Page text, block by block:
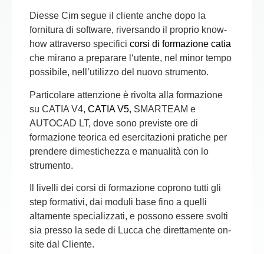
Diesse Cim segue il cliente anche dopo la
fornitura di software, riversando il proprio know-
how attraverso specifici corsi di formazione catia
che mirano a preparare l‘utente, nel minor tempo
possibile, nell’utilizzo del nuovo strumento.
Particolare attenzione è rivolta alla formazione
su CATIA V4, CATIA V5, SMARTEAM e
AUTOCAD LT, dove sono previste ore di
formazione teorica ed esercitazioni pratiche per
prendere dimestichezza e manualità con lo
strumento.
Il livelli dei corsi di formazione coprono tutti gli
step formativi, dai moduli base fino a quelli
altamente specializzati, e possono essere svolti
sia presso la sede di Lucca che direttamente on-
site dal Cliente.